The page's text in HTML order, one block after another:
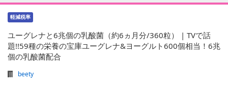
軽減税率
ユーグレナと6兆個の乳酸菌（約6ヵ月分/360粒） | TVで話
題!!59種の栄養の宝庫ユーグレナ&ヨーグルト600個相当！6兆
個の乳酸菌配合
beety